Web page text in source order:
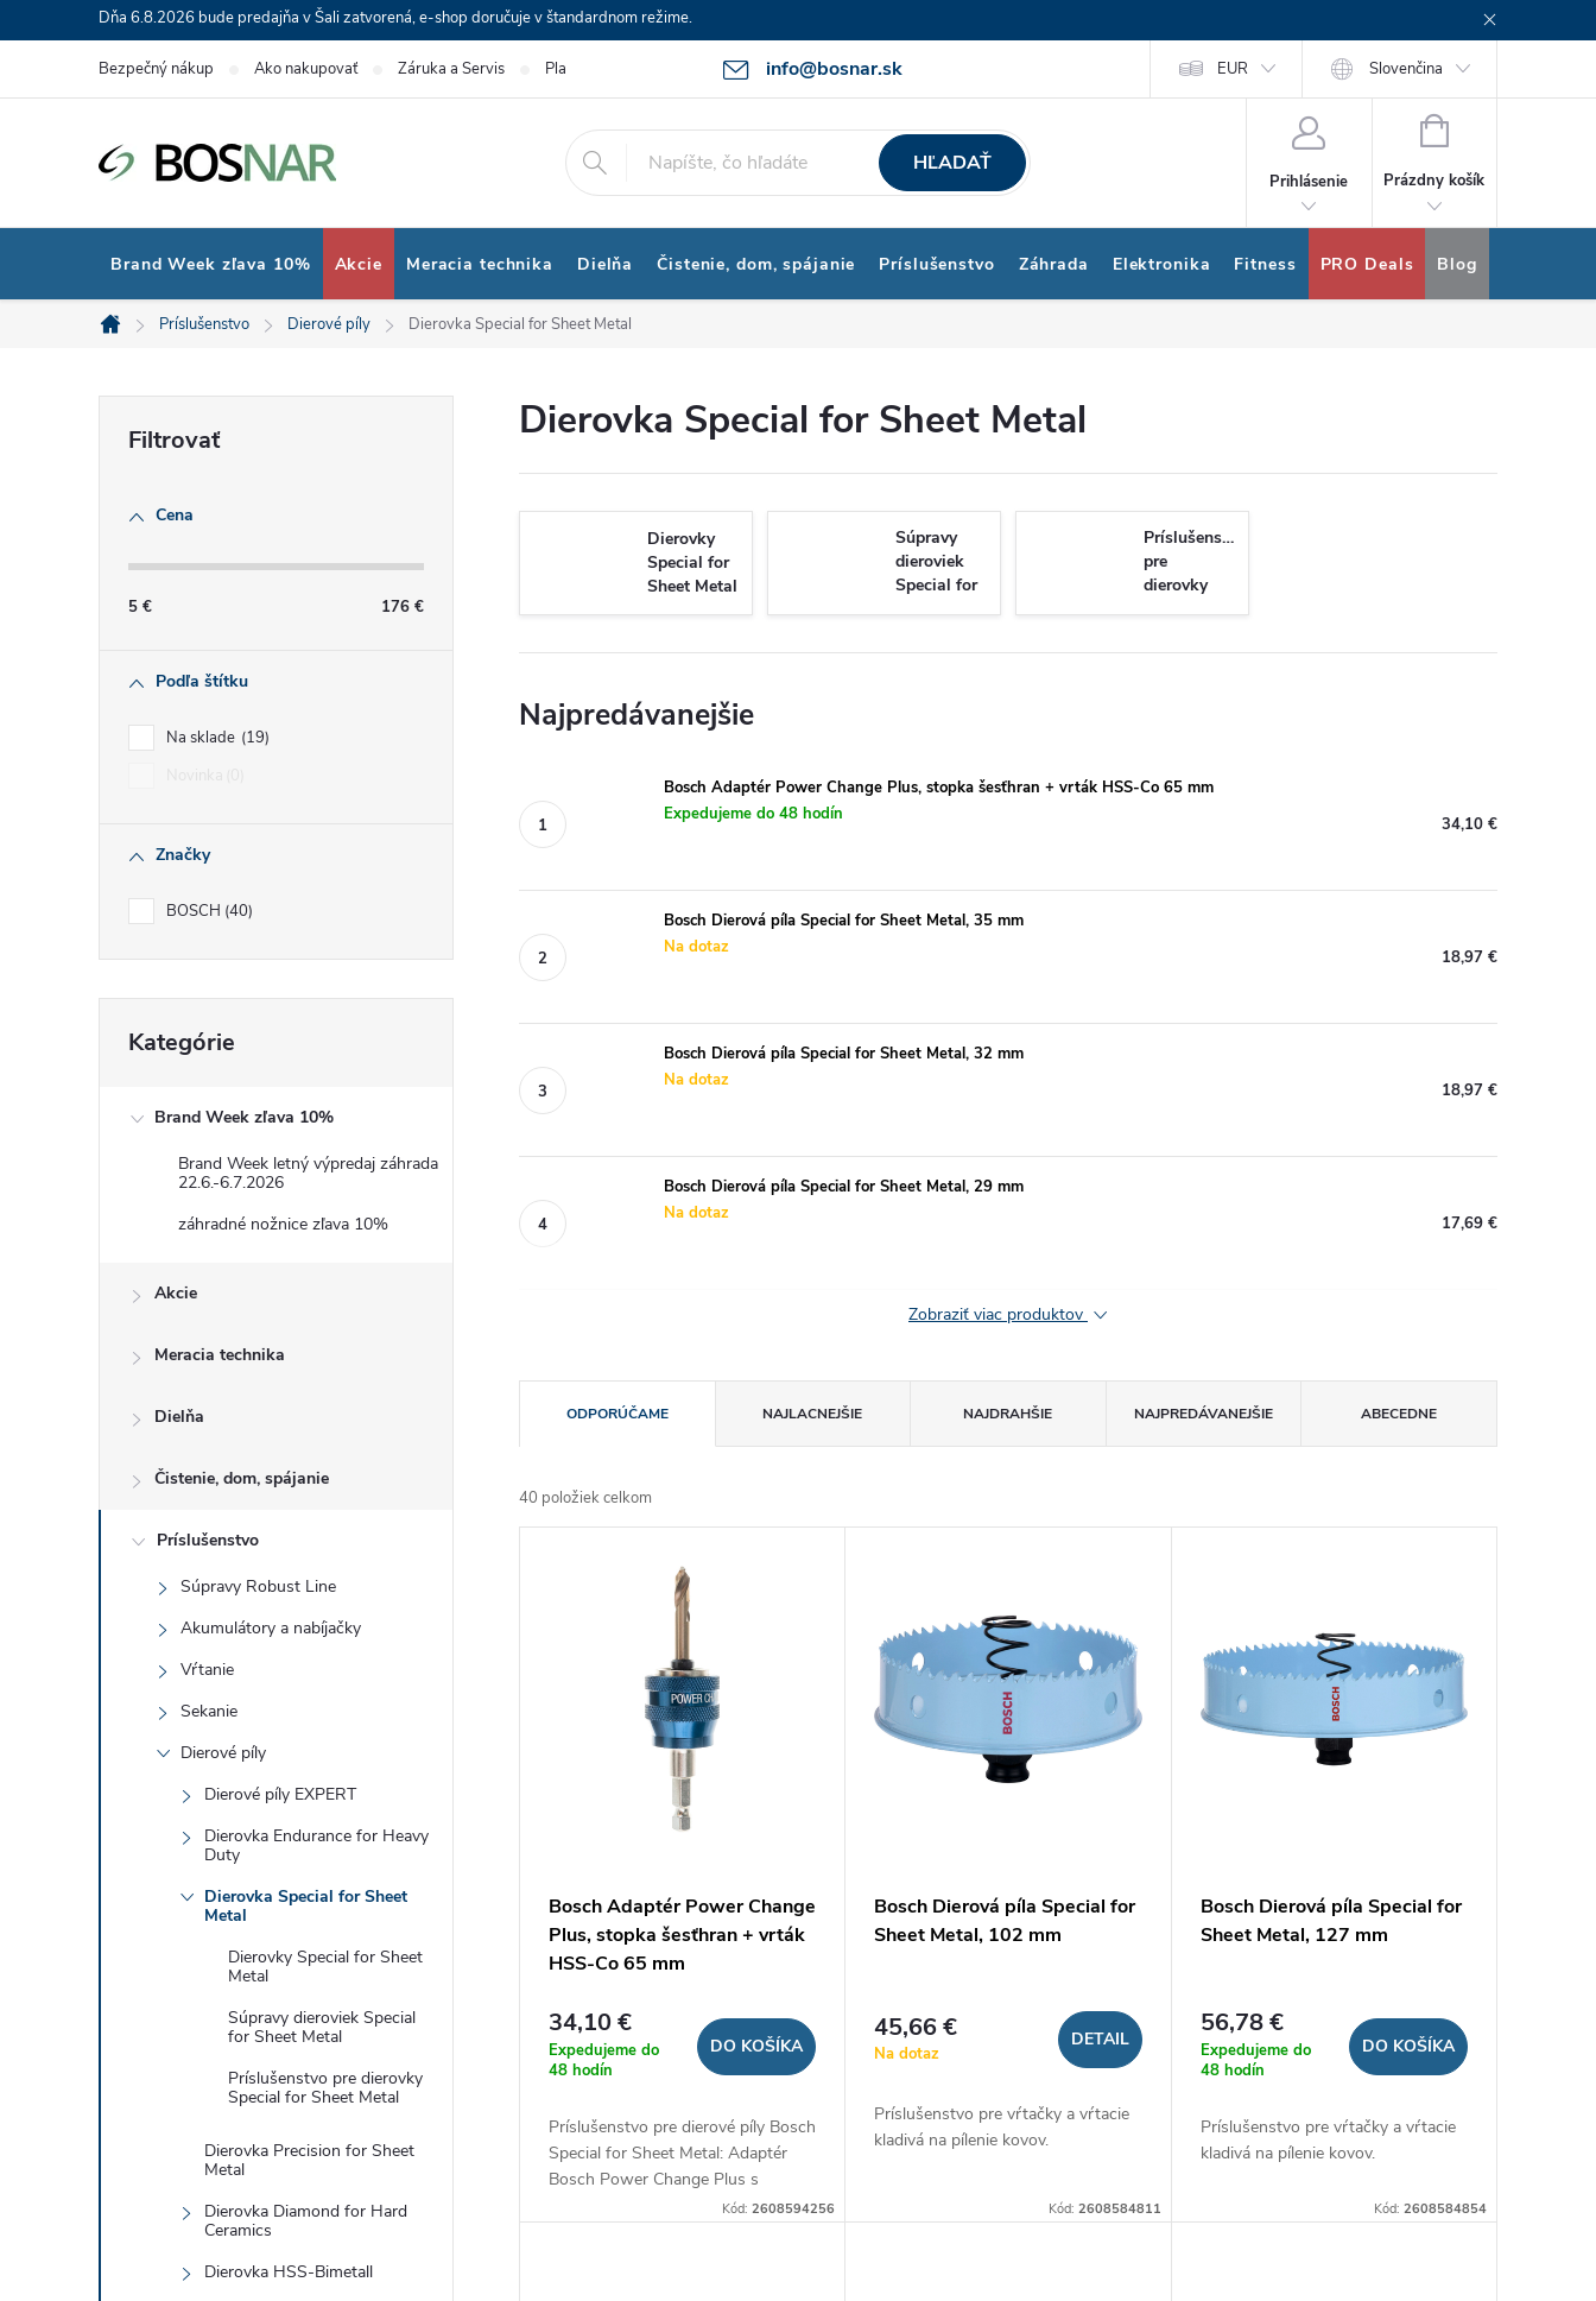
na
Dňa 6.8.2026 bude predajňa v Šali zatvorená, e-shop doručuje v štandardnom režime.
info@bosnar.sk
Bezpečný nákup Ako nakupovať Záruka a Servis Platby a Doprava Kontakty Obchodné podmienky Nákup na splátky Quatro
EUR Slovenčina
HĽADAŤ
Prihlásenie
NÁKUPNÝ
Prázdny košík
Brand Week zľava 10% Akcie Meracia technika Dielňa Čistenie, dom, spájanie Príslušenstvo Záhrada Elektronika Fitness PRO Deals Blog
Domov
Príslušenstvo Dierové píly Dierovka Special for Sheet Metal
l
Cena
5 € 176 €
Podľa štítku
Na sklade 19
Značky
BOSCH 40
kategórie
Kategórie
Brand Week zľava 10%
Brand Week letný výpredaj záhrada
22.6.-6.7.2026
záhradné nožnice zľava 10%
Akcie
Meracia technika
Dielňa
Čistenie, dom, spájanie
Príslušenstvo
Súpravy Robust Line
Akumulátory a nabíjačky
Vŕtanie
Sekanie
Dierové píly
Dierové píly EXPERT
Dierovka Endurance for Heavy
Duty
Dierovka Special for Sheet
Metal
Dierovky Special for Sheet
Metal
Súpravy dieroviek Special
for Sheet Metal
Príslušenstvo pre dierovky
Special for Sheet Metal
Dierovka Precision for Sheet
Metal
Dierovka Diamond for Hard
Ceramics
Dierovka HSS-Bimetall
Dierovka Special for Sheet Metal
Dierovky
Special for
Sheet Metal
Súpravy
dieroviek
Special for
Sheet Metal
Príslušenstvo
pre
dierovky
Special for
Najpredávanejšie
Bosch Adaptér Power Change Plus, stopka šesťhran + vrták HSS-Co 65 mm
Expedujeme do 48 hodín
34,10 €
Bosch Dierová píla Special for Sheet Metal, 35 mm
Na dotaz
18,97 €
Bosch Dierová píla Special for Sheet Metal, 32 mm
Na dotaz
18,97 €
Bosch Dierová píla Special for Sheet Metal, 29 mm
Na dotaz
17,69 €
Zobraziť viac produktov
a
d
o
ODPORÚČAME NAJLACNEJŠIE NAJDRAHŠIE NAJPREDÁVANEJŠIE ABECEDNE
40 položiek celkom
t
Bosch Adaptér Power Change
Plus, stopka šesťhran + vrták
HSS-Co 65 mm
34,10 €
Expedujeme do
48 hodín
DO KOŠÍKA
Príslušenstvo pre dierové píly Bosch
Special for Sheet Metal: Adaptér
Bosch Power Change Plus s
vystreďovacím vrtákom.Kód:2608594256
Bosch Dierová píla Special for
Sheet Metal, 102 mm
45,66 €
Na dotaz
DETAIL
Príslušenstvo pre vŕtačky a vŕtacie
kladivá na pílenie kovov.
Kód: 2608584811
Bosch Dierová píla Special for
Sheet Metal, 127 mm
56,78 €
Expedujeme do
48 hodín
DO KOŠÍKA
Príslušenstvo pre vŕtačky a vŕtacie
kladivá na pílenie kovov.
Kód: 2608584854